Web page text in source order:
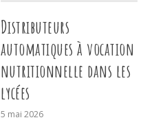
Distributeurs
automatiques à vocation
nutritionnelle dans les
lycées
5 mai 2026